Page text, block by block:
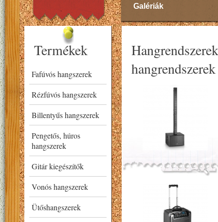
Galériák
Termékek
Fafúvós hangszerek
Rézfúvós hangszerek
Billentyűs hangszerek
Pengetős, húros
hangszerek
Gitár kiegészítők
Vonós hangszerek
Ütőshangszerek
hangrendszerek